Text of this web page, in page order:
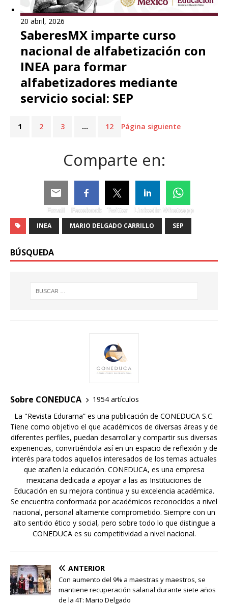
20 abril, 2026
SaberesMX imparte curso
nacional de alfabetización con
INEA para formar
alfabetizadores mediante
servicio social: SEP
1 2 3 … 12 Página siguiente
Comparte en:
Email Facebook Twitter Linkedin Whatsapp
INEA MARIO DELGADO CARRILLO SEP
BÚSQUEDA
Sobre CONEDUCA
1954 artículos
La "Revista Edurama” es una publicación de CONEDUCA S.C.
Tiene como objetivo el que académicos de diversas áreas y de
diferentes perfiles, puedan desarrollar y compartir sus diversas
experiencias, convirtiéndola así en un espacio de reflexión y de
interés para todos aquellos interesados de los temas actuales
que atañen la educación. CONEDUCA, es una empresa
mexicana dedicada a apoyar a las as Instituciones de
Educación en su mejora continua y su excelencia académica.
Se encuentra conformada por académicos reconocidos a nivel
nacional, personal altamente comprometido. Siempre con un
alto sentido ético y social, pero sobre todo lo que distingue a
CONEDUCA es su competitividad a nivel nacional.
ANTERIOR
Con aumento del 9% a maestras y maestros, se
mantiene recuperación salarial durante siete años
de la 4T: Mario Delgado